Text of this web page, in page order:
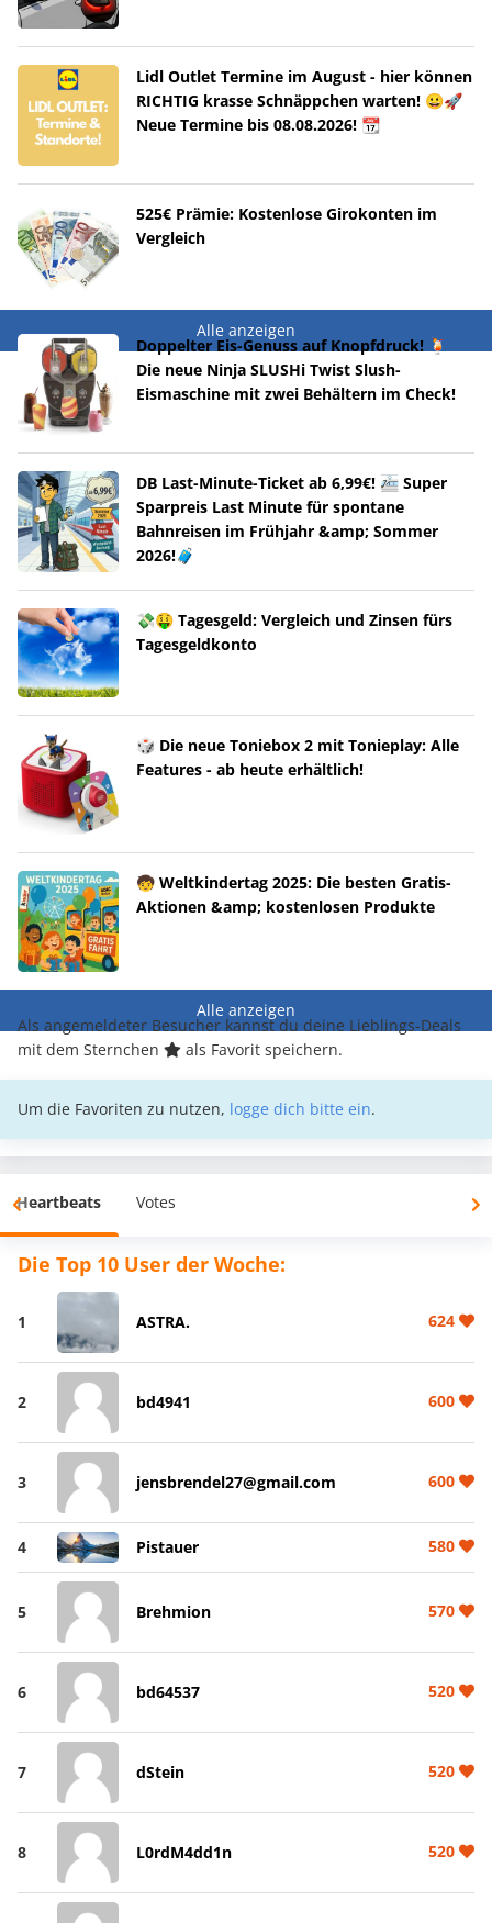
Lidl Outlet Termine im August - hier können
RICHTIG krasse Schnäppchen warten! 😀🚀
Neue Termine bis 08.08.2026! 📆
525€ Prämie: Kostenlose Girokonten im
Vergleich
Alle anzeigen
Doppelter Eis-Genuss auf Knopfdruck! 🍹
Die neue Ninja SLUSHi Twist Slush-
Eismaschine mit zwei Behältern im Check!
DB Last-Minute-Ticket ab 6,99€! 🚈 Super
Sparpreis Last Minute für spontane
Bahnreisen im Frühjahr &amp; Sommer
2026!🧳
💸🤑 Tagesgeld: Vergleich und Zinsen fürs
Tagesgeldkonto
🎲 Die neue Toniebox 2 mit Tonieplay: Alle
Features - ab heute erhältlich!
🧒 Weltkindertag 2025: Die besten Gratis-
Aktionen &amp; kostenlosen Produkte
Alle anzeigen
Als angemeldeter Besucher kannst du deine Lieblings-Deals
mit dem Sternchen
als Favorit speichern.
Um die Favoriten zu nutzen, logge dich bitte ein.
Heartbeats Votes
Die Top 10 User der Woche:
1 ASTRA. 624
2 bd4941 600
3 jensbrendel27@gmail.com 600
4 Pistauer 580
5 Brehmion 570
6 bd64537 520
7 dStein 520
8 L0rdM4dd1n 520